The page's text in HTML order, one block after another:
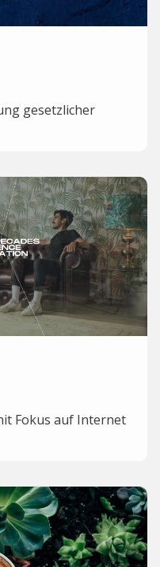
gesetzlicher
Fokus auf Internet